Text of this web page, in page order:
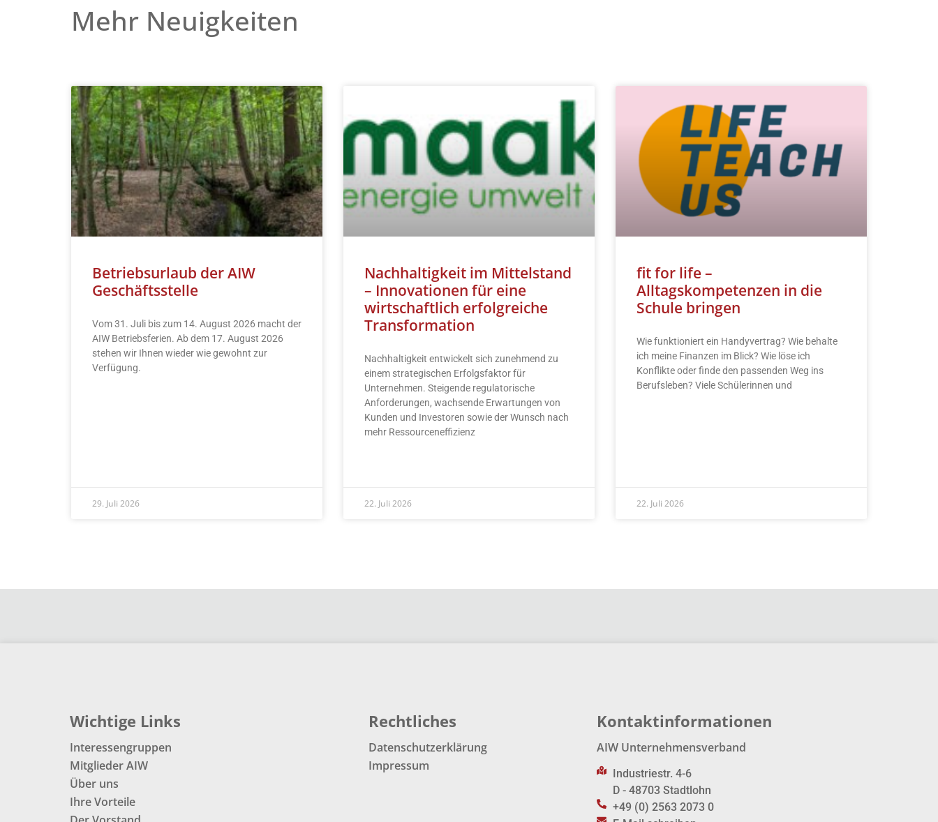
Mehr Neuigkeiten
Betriebsurlaub der AIW
Geschäftsstelle
Vom 31. Juli bis zum 14. August 2026 macht der
AIW Betriebsferien. Ab dem 17. August 2026
stehen wir Ihnen wieder wie gewohnt zur
Verfügung.
29. Juli 2026
Nachhaltigkeit im Mittelstand
– Innovationen für eine
wirtschaftlich erfolgreiche
Transformation
Nachhaltigkeit entwickelt sich zunehmend zu
einem strategischen Erfolgsfaktor für
Unternehmen. Steigende regulatorische
Anforderungen, wachsende Erwartungen von
Kunden und Investoren sowie der Wunsch nach
mehr Ressourceneffizienz
22. Juli 2026
fit for life –
Alltagskompetenzen in die
Schule bringen
Wie funktioniert ein Handyvertrag? Wie behalte
ich meine Finanzen im Blick? Wie löse ich
Konflikte oder finde den passenden Weg ins
Berufsleben? Viele Schülerinnen und
22. Juli 2026
Wichtige Links
Interessengruppen
Mitglieder AIW
Über uns
Ihre Vorteile
Rechtliches
Datenschutzerklärung
Impressum
Kontaktinformationen
AIW Unternehmensverband
Industriestr. 4-6
D - 48703 Stadtlohn
+49 (0) 2563 2073 0